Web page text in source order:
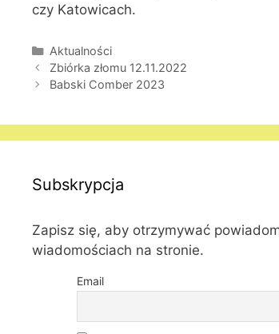
czy Katowicach.
Kategorie
Aktualności
Zbiórka złomu 12.11.2022
Babski Comber 2023
Subskrypcja
Zapisz się, aby otrzymywać
wiadomościach na stronie.
Email